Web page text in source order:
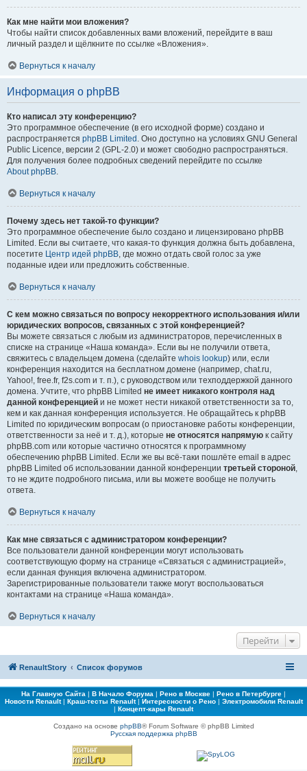
Как мне найти мои вложения?
Чтобы найти список добавленных вами вложений, перейдите в ваш
личный раздел и щёлкните по ссылке «Вложения».
Вернуться к началу
Информация о phpBB
Кто написал эту конференцию?
Это программное обеспечение (в его исходной форме) создано и
распространяется phpBB Limited . Оно доступно на условиях GNU General
Public Licence, версии 2 (GPL-2.0) и может свободно распространяться.
Для получения более подробных сведений перейдите по ссылке
About phpBB.
Вернуться к началу
Почему здесь нет такой-то функции?
Это программное обеспечение было создано и лицензировано phpBB
Limited. Если вы считаете, что какая-то функция должна быть добавлена,
посетите Центр идей phpBB, где можно отдать свой голос за уже
поданные идеи или предложить собственные.
Вернуться к началу
С кем можно связаться по вопросу некорректного использования и/или
юридических вопросов, связанных с этой конференцией?
Вы можете связаться с любым из администраторов, перечисленных в
списке на странице «Наша команда». Если вы не получили ответа,
свяжитесь с владельцем домена (сделайте whois lookup) или, если
конференция находится на бесплатном домене (например, chat.ru,
Yahoo!, free.fr, f2s.com и т. п.), с руководством или техподдержкой данного
домена. Учтите, что phpBB Limited не имеет никакого контроля над
данной конференцией и не может нести никакой ответственности за то,
кем и как данная конференция используется. Не обращайтесь к phpBB
Limited по юридическим вопросам (о приостановке работы конференции,
ответственности за неё и т. д.), которые не относятся напрямую к сайту
phpBB.com или которые частично относятся к программному
обеспечению phpBB Limited. Если же вы всё-таки пошлёте email в адрес
phpBB Limited об использовании данной конференции третьей стороной,
то не ждите подробного письма, или вы можете вообще не получить
ответа.
Вернуться к началу
Как мне связаться с администратором конференции?
Все пользователи данной конференции могут использовать
соответствующую форму на странице «Связаться с администрацией»,
если данная функция включена администратором.
Зарегистрированные пользователи также могут воспользоваться
контактами на странице «Наша команда».
Вернуться к началу
Перейти
RenaultStory Список форумов
На Главную Сайта | В Начало Форума | Рено в Москве | Рено в Петербурге |
Новости Renault| Краш-тесты Renault| Интересности о Рено| Электромобили Renault
| Концепт-кары Renault
Создано на основе phpBB® Forum Software © phpBB Limited
Русская поддержка phpBB